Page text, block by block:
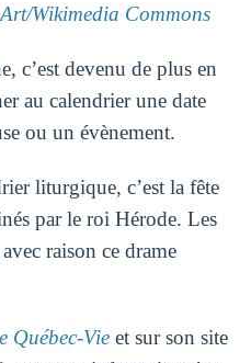
Wikimedia Commons
c’est devenu de plus en
au calendrier une date
ou un évènement.
liturgique, c’est la fête
par le roi Hérode. Les
raison ce drame
Québec-Vieet sur son site